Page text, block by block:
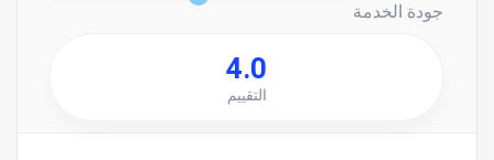
جودة الخدمة
4.0
التقييم